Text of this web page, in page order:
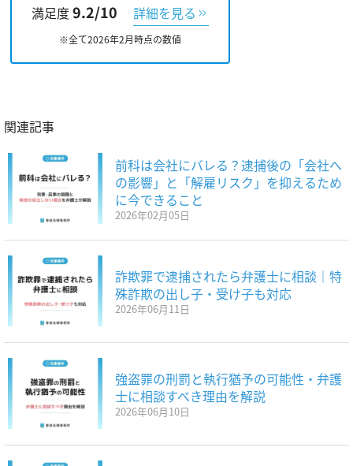
満足度 9.2/10 詳細を見る
※全て2026年2月時点の数値
関連記事
前科は会社にバレる？逮捕後の「会社へ
の影響」と「解雇リスク」を抑えるため
に今できること
2026年02月05日
詐欺罪で逮捕されたら弁護士に相談｜特
殊詐欺の出し子・受け子も対応
2026年06月11日
強盗罪の刑罰と執行猶予の可能性・弁護
士に相談すべき理由を解説
2026年06月10日